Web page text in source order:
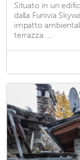
Situato in un
dalla Funivia
impatto
terrazza. ...